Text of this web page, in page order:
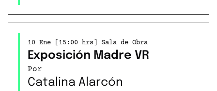
10 Ene [15:00 hrs] Sala de Obra
Exposición Madre VR
Por
Catalina Alarcón